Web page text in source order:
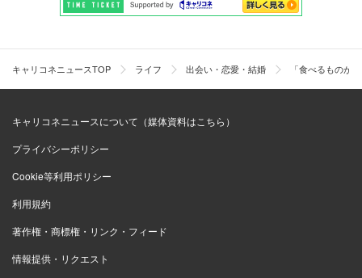
キャリコネニュースTOP ライフ 出会い・恋愛・結婚 「食べるものが
キャリコネニュースについて（媒体資料はこちら）
プライバシーポリシー
Cookie等利用ポリシー
利用規約
著作権・商標権・リンク・フィード
情報提供・リクエスト